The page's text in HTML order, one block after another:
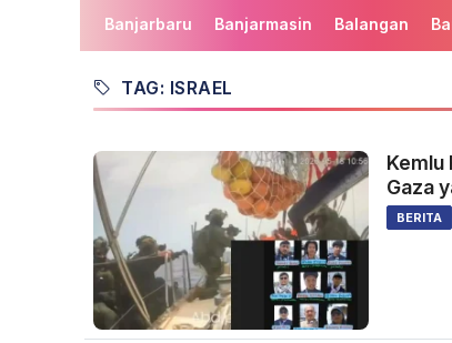
Banjarbaru Banjarmasin Balangan
TAG: ISRAEL
Kemlu
Gaza
BERITA